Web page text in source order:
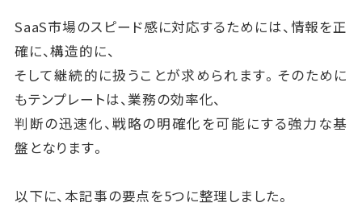
SaaS市場のスピード感に対応するためには、情報を正
確に、構造的に、
そして継続的に扱うことが求められます。そのために
もテンプレートは、業務の効率化、
判断の迅速化、戦略の明確化を可能にする強力な基
盤となります。
以下に、本記事の要点を5つに整理しました。